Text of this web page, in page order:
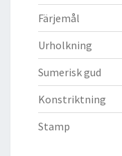
Färjemål
Urholkning
Sumerisk gud
Konstriktning
Stamp